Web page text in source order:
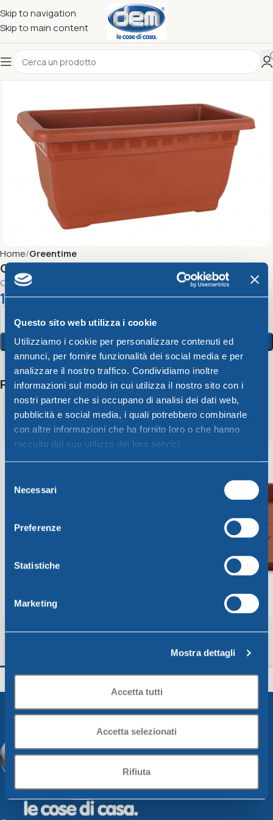
Questo sito web utilizza i cookie
Utilizziamo i cookie per personalizzare contenuti ed
annunci, per fornire funzionalità dei social media e per
analizzare il nostro traffico. Condividiamo inoltre
informazioni sul modo in cui utilizza il nostro sito con i
nostri partner che si occupano di analisi dei dati web,
pubblicità e social media, i quali potrebbero combinarle
con altre informazioni che ha fornito loro o che hanno
raccolto dal suo utilizzo dei loro servizi.
delNecessari
Preferenze
Statistiche
Marketing
Mostra dettagli
Accetta tutti
Accetta selezionati
Rifiuta
Skip to navigation
Skip to main content
Home Greentime
Cassetta Campana
Cassetta Campana
14,25€
Aggiungi Al Carrello
Potrebbero interessarti anche
SOTTOVASO GREENTIME DIAM. CM. 36
cotto
Aggiungi Al Carrello
SOTTOVASO
cotto
Aggiungi Al Carrello